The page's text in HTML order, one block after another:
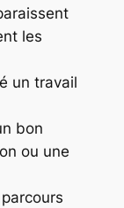
les
un travail
bon
ou une